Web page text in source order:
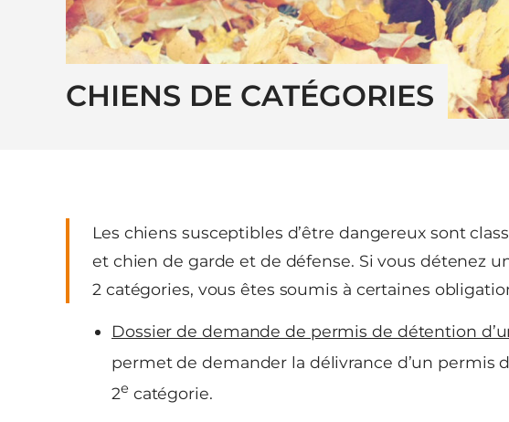
CHIENS DE CATÉGORIES
Les chiens susceptibles d’être dangereux sont
et chien de garde et de défense. Si vous détenez
2 catégories, vous êtes soumis à certaines
Dossier de demande de permis de détention
permet de demander la délivrance d’un permis
2e catégorie.